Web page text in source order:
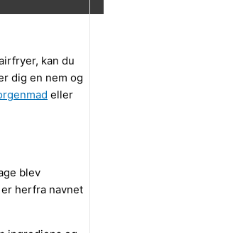
kan du
dig en nem og
eller
blev
herfra navnet